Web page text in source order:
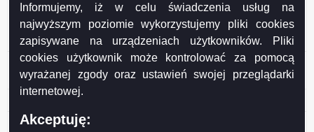
Informujemy, iż w celu świadczenia usług na
najwyższym poziomie wykorzystujemy pliki cookies
zapisywane na urządzeniach użytkowników. Pliki
cookies użytkownik może kontrolować za pomocą
wyrażanej zgody oraz ustawień swojej przeglądarki
internetowej.
Akceptuję:
Sprawozdanie z wykonania pomiarów pól
elektromagnetycznych stacji BT11659 SUWAŁKI NEW
ul. Przemysłowa 6A
Zgłoszenie zmian w instalacji radiokomunikacyjnej
97107 SUWALKI WORD
Aktualizacja zgłoszenia instalacji PEM N!97114
Aktualizacja zgłoszenia instalacji